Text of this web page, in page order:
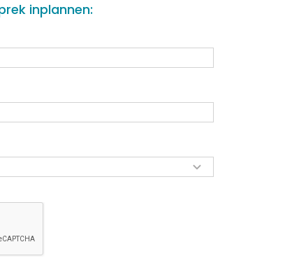
inplannen: